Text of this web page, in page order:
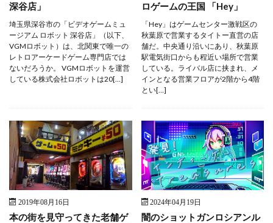
深谷店」
埼玉県深谷市の「ビデオゲームミュ
ージアム ロボット 深谷店」（以下、
VGMロボット）は、北関東で唯一の
レトロアーケードゲーム専門店では
ないだろうか。 VGMロボットを運営
している株式会社ロボットは20[…]
ロゲームの王国 「Hey」
「Hey」はゲームセンター激戦区の
秋葉原で営業するタイトー直営の店
舗だ。中央通り沿いにあり、秋葉原
駅電気街口からも程近い場所で営業
している。ライバル店に挟まれ、メ
インとなる営業フロアが2階から4階
とい[…]
2019年08月16日
本の街を見守ってきた老舗ゲ
2024年04月19日
闇のショットガンロシアンル